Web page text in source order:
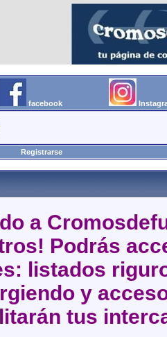
facebook
Registrarse
a
Podrás
listados
y
tus